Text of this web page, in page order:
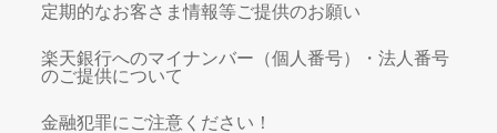
定期的なお客さま情報等ご提供のお願い
楽天銀行へのマイナンバー（個人番号）・法人番号
のご提供について
金融犯罪にご注意ください！